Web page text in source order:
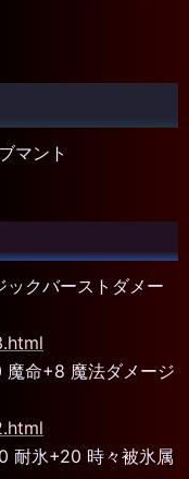
マント
ックバーストダメー
命+8 魔法ダメージ
耐氷+20 時々被氷属